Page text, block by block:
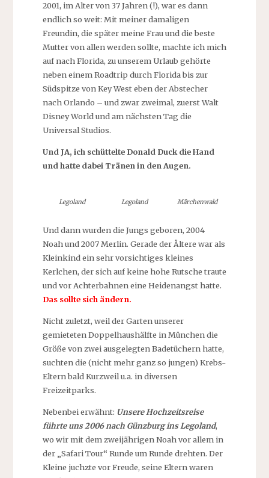
2001, im Alter von 37 Jahren (!), war es dann
endlich so weit: Mit meiner damaligen
Freundin, die später meine Frau und die beste
Mutter von allen werden sollte, machte ich mich
auf nach Florida, zu unserem Urlaub gehörte
neben einem Roadtrip durch Florida bis zur
Südspitze von Key West eben der Abstecher
nach Orlando – und zwar zweimal, zuerst Walt
Disney World und am nächsten Tag die
Universal Studios.
Und JA, ich schüttelte Donald Duck die Hand
und hatte dabei Tränen in den Augen.
Legoland Legoland Märchenwald
Und dann wurden die Jungs geboren, 2004
Noah und 2007 Merlin. Gerade der Ältere war als
Kleinkind ein sehr vorsichtiges kleines
Kerlchen, der sich auf keine hohe Rutsche traute
und vor Achterbahnen eine Heidenangst hatte.
Das sollte sich ändern.
Nicht zuletzt, weil der Garten unserer
gemieteten Doppelhaushälfte in München die
Größe von zwei ausgelegten Badetüchern hatte,
suchten die (nicht mehr ganz so jungen) Krebs-
Eltern bald Kurzweil u.a. in diversen
Freizeitparks.
Nebenbei erwähnt: Unsere Hochzeitsreise
führte uns 2006 nach Günzburg ins Legoland,
wo wir mit dem zweijährigen Noah vor allem in
der „Safari Tour“ Runde um Runde drehten. Der
Kleine juchzte vor Freude, seine Eltern waren